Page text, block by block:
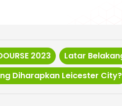
2023
Latar
Diharapkan Leicester City?